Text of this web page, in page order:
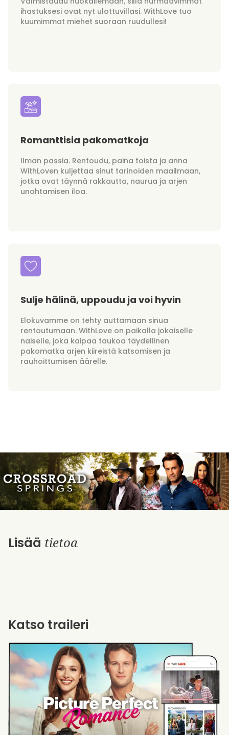
ihastuksesi ovat nyt ulottuvillasi. WithLove tuo
kuumimmat miehet suoraan ruudullesi!
Romanttisia pakomatkoja
Ilman passia. Rentoudu, paina toista ja anna
WithLoven kuljettaa sinut tarinoiden maailmaan,
jotka ovat täynnä rakkautta, naurua ja arjen
unohtamisen iloa.
Sulje hälinä, uppoudu ja voi hyvin
Elokuvamme on tehty auttamaan sinua
rentoutumaan. WithLove on paikalla jokaiselle
naiselle, joka kaipaa taukoa täydellinen
pakomatka arjen kiireistä katsomisen ja
rauhoittumisen äärelle.
Lisää tietoa
Katso traileri